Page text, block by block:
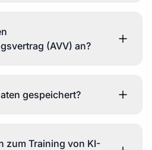
(AVV) an?
gespeichert?
zum Training von KI-